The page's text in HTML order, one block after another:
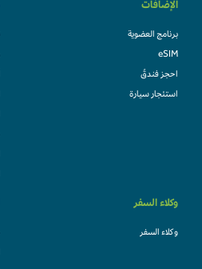
الإضافات
برنامج العضوية
eSIM
احجز فندقً
استئجار سيارة
وكلاء السفر
وكلاء السفر